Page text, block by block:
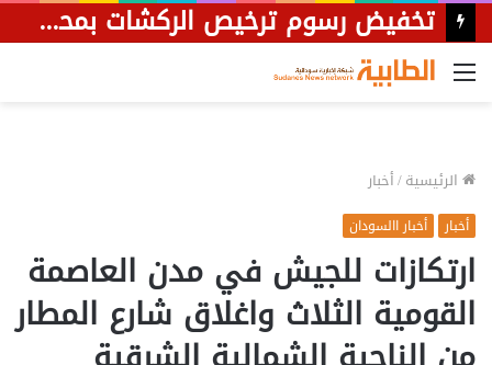
تخفيض رسوم ترخيص الركشات بمحلية جبل أولياء إلى 50%
القائمة
الرئيسية/أخبار
أخبار أخبار االسودان
ارتكازات للجيش في مدن العاصمة
القومية الثلاث واغلاق شارع المطار